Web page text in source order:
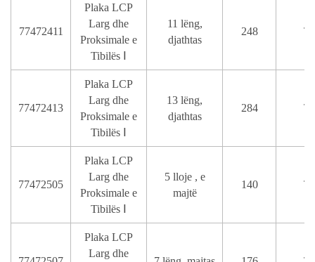
77472411
Plaka LCP
Larg dhe
Proksimale e
Tibilës Ⅰ
11 lëng,
djathtas
248 T
77472413
Plaka LCP
Larg dhe
Proksimale e
Tibilës Ⅰ
13 lëng,
djathtas
284 T
77472505
Plaka LCP
Larg dhe
Proksimale e
Tibilës Ⅰ
5 lloje , e
majtë
140 T
Plaka LCP
Larg dhe